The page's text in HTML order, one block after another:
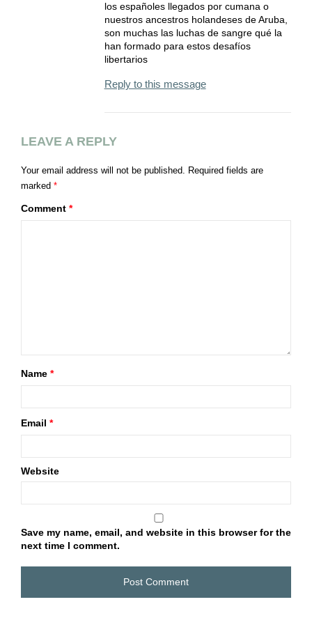
los españoles llegados por cumana o
nuestros ancestros holandeses de Aruba,
son muchas las luchas de sangre qué la
han formado para estos desafíos
libertarios
Reply to this message
LEAVE A REPLY
Your email address will not be published. Required fields are
marked *
Comment *
Name *
Email *
Website
Save my name, email, and website in this browser for the
next time I comment.